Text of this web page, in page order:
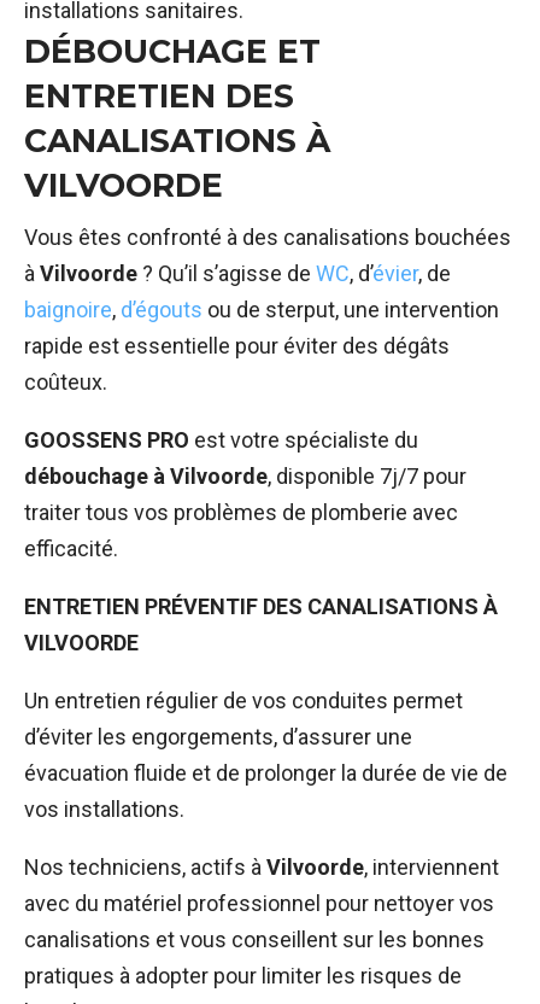
installations sanitaires.
DÉBOUCHAGE ET
ENTRETIEN DES
CANALISATIONS À
VILVOORDE
Vous êtes confronté à des canalisations bouchées
àVilvoorde ? Qu’il s’agisse de WC, d’évier, de
baignoire, d’égouts ou de sterput, une intervention
rapide est essentielle pour éviter des dégâts
coûteux.
GOOSSENS PRO est votre spécialiste du
débouchage à Vilvoorde, disponible 7j/7 pour
traiter tous vos problèmes de plomberie avec
efficacité.
ENTRETIEN PRÉVENTIF DES CANALISATIONS À
VILVOORDE
Un entretien régulier de vos conduites permet
d’éviter les engorgements, d’assurer une
évacuation fluide et de prolonger la durée de vie de
vos installations.
Nos techniciens, actifs àVilvoorde, interviennent
avec du matériel professionnel pour nettoyer vos
canalisations et vous conseillent sur les bonnes
pratiques à adopter pour limiter les risques de